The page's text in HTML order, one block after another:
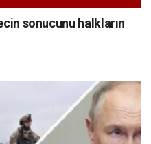
sonucunu halkların